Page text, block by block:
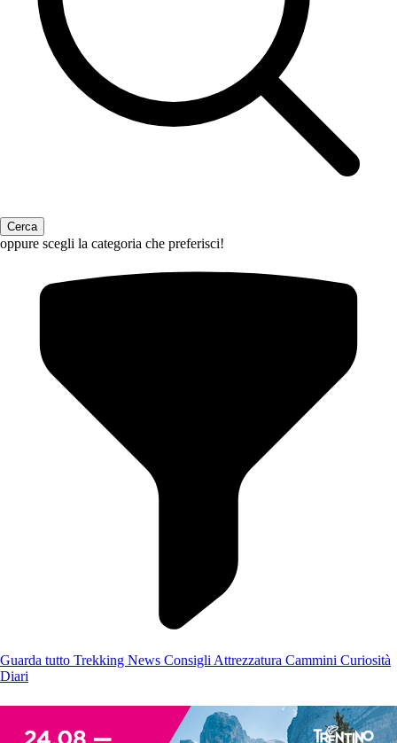
oppure scegli la categoria che preferisci!
Guarda tutto Trekking News Consigli Attrezzatura Cammini Curiosità
Diari